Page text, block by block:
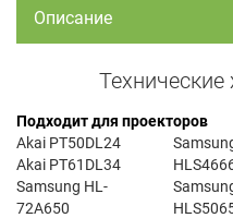
Описание
Технические
Подходит для проекторов
Akai PT50DL24
Akai PT61DL34
Samsung HL-
72A650